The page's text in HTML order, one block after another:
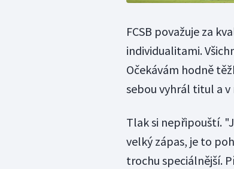
FCSB považuje za
individualitami.
Očekávám hodně
sebou vyhrál titul a
Tlak si nepřipouští.
velký zápas, je to
trochu speciálnější.